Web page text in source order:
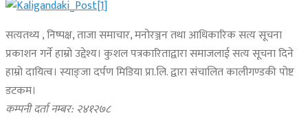
सत्यतथ्य , निष्पक्ष, ताजा समाचार, मनोरञ्जन तथा आधिकारिक सत्य सूचना
प्रकाशन गर्ने हाम्रो उद्देश्य। कुशल पत्रकारिताद्वारा समाजलाई सत्य सूचना दिने
हाम्रो दायित्व। स्याङ्जा दर्पण मिडिया प्रा.लि. द्वारा संचालित कालीगण्डकी पोष्ट
डटकम।
कम्पनी दर्ता नम्बर: २४१२७८